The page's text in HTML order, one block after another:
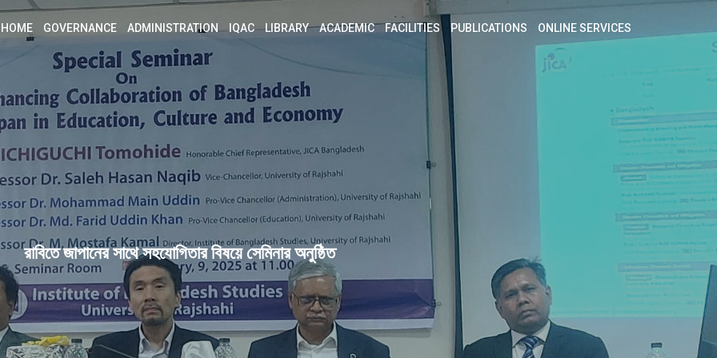
HOME GOVERNANCE ADMINISTRATION IQAC LIBRARY ACADEMIC FACILITIES PUBLICATIONS ONLINE SERVICES
রাবিতে জাপানের সাথে সহযোগিতার বিষয়ে সেমিনার অনুষ্ঠিত